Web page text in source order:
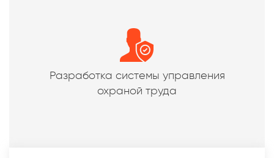
Разработка системы управления
охраной труда